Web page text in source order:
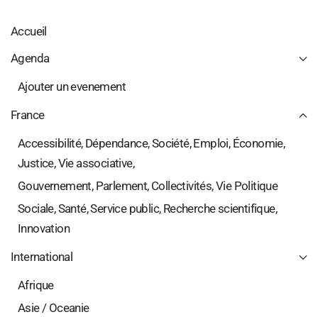
Accueil
Agenda
Ajouter un evenement
France
Accessibilité, Dépendance, Société, Emploi, Économie,
Justice, Vie associative,
Gouvernement, Parlement, Collectivités, Vie Politique
Sociale, Santé, Service public, Recherche scientifique,
Innovation
International
Afrique
Asie / Oceanie